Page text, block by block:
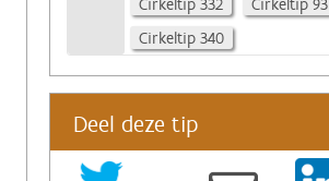
Cirkeltip 332
Cirkeltip 93
Cirkeltip 340
Deel deze tip